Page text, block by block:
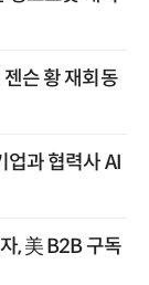
슨 황 재회동
과 협력사 AI
, 美 B2B 구독